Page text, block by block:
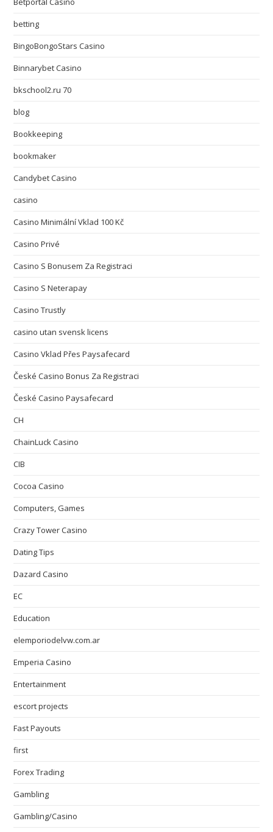
betting
BingoBongoStars Casino
Binnarybet Casino
bkschool2.ru 70
blog
Bookkeeping
bookmaker
Candybet Casino
casino
Casino Minimální Vklad 100 Kč
Casino Privé
Casino S Bonusem Za Registraci
Casino S Neterapay
Casino Trustly
casino utan svensk licens
Casino Vklad Přes Paysafecard
České Casino Bonus Za Registraci
České Casino Paysafecard
CH
ChainLuck Casino
CIB
Cocoa Casino
Computers, Games
Crazy Tower Сasino
Dating Tips
Dazard Casino
EC
Education
elemporiodelvw.com.ar
Emperia Casino
Entertainment
escort projects
Fast Payouts
first
Forex Trading
Gambling
Gambling/Casino